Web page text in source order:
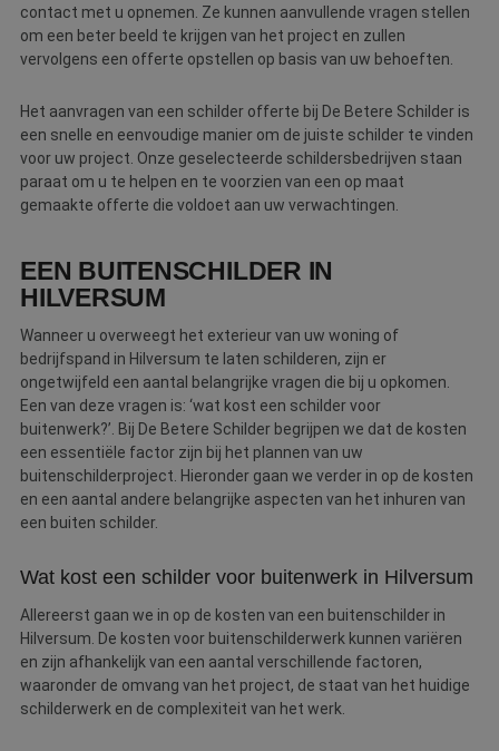
contact met u opnemen. Ze kunnen aanvullende vragen stellen
om een beter beeld te krijgen van het project en zullen
vervolgens een offerte opstellen op basis van uw behoeften.
Het aanvragen van een schilder offerte bij De Betere Schilder is
een snelle en eenvoudige manier om de juiste schilder te vinden
voor uw project. Onze geselecteerde schildersbedrijven staan
paraat om u te helpen en te voorzien van een op maat
gemaakte offerte die voldoet aan uw verwachtingen.
EEN BUITENSCHILDER IN
HILVERSUM
Wanneer u overweegt het exterieur van uw woning of
bedrijfspand in Hilversum te laten schilderen, zijn er
ongetwijfeld een aantal belangrijke vragen die bij u opkomen.
Een van deze vragen is: ‘wat kost een schilder voor
buitenwerk?’. Bij De Betere Schilder begrijpen we dat de kosten
een essentiële factor zijn bij het plannen van uw
buitenschilderproject. Hieronder gaan we verder in op de kosten
en een aantal andere belangrijke aspecten van het inhuren van
een buiten schilder.
Wat kost een schilder voor buitenwerk in Hilversum
Allereerst gaan we in op de kosten van een buitenschilder in
Hilversum. De kosten voor buitenschilderwerk kunnen variëren
en zijn afhankelijk van een aantal verschillende factoren,
waaronder de omvang van het project, de staat van het huidige
schilderwerk en de complexiteit van het werk.